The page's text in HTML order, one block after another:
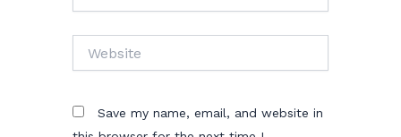
Save my name, email, and website in